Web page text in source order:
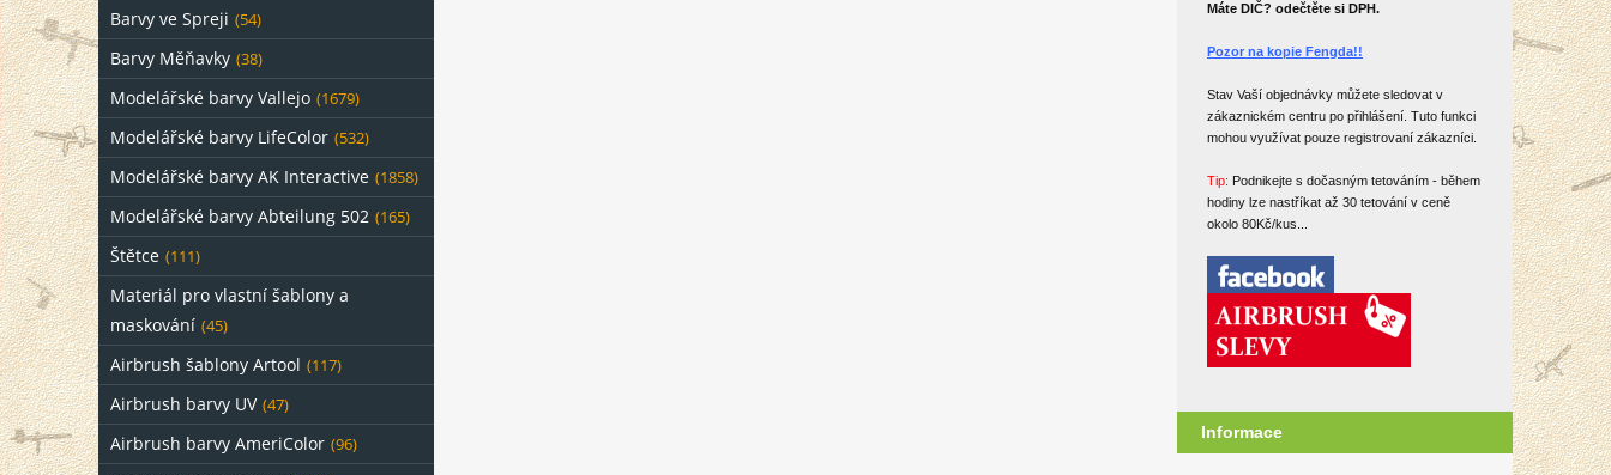
Barvy ve Spreji (54)
Barvy Měňavky (38)
Modelářské barvy Vallejo (1679)
Modelářské barvy LifeColor (532)
Modelářské barvy AK Interactive (1858)
Modelářské barvy Abteilung 502 (165)
Štětce (111)
Materiál pro vlastní šablony a
maskování (45)
Airbrush šablony Artool (117)
Airbrush barvy UV (47)
Airbrush barvy AmeriColor (96)
Máte DIČ? odečtěte si DPH.
Pozor na kopie Fengda!!
Stav Vaší objednávky můžete sledovat v
zákaznickém centru po přihlášení. Tuto funkci
mohou využívat pouze registrovaní zákazníci.
Tip: Podnikejte s dočasným tetováním - během
hodiny lze nastříkat až 30 tetování v ceně
okolo 80Kč/kus...
Informace